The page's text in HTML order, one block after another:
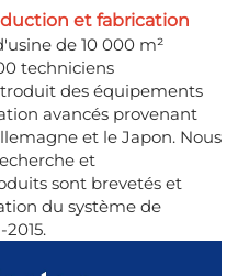
et fabrication
de 10 000 m²
techniciens
des équipements
avancés provenant
et le Japon. Nous
et
sont brevetés et
du système de